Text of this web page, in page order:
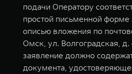
подачи Оператору
простой письменной
описью вложения по
Омск, ул. Волгоградская,
заявление должно
документа,